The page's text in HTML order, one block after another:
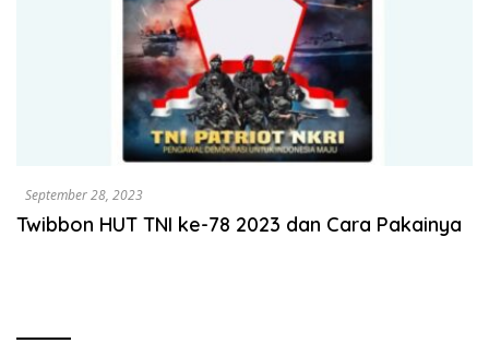
September 28, 2023
Twibbon HUT TNI ke-78 2023 dan Cara Pakainya